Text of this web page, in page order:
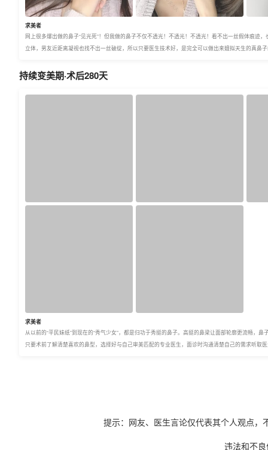
求美者
网上很多爆出做的鼻子“见光死”！但我做的鼻子不仅不透光！不透光！不透光！看不出一丝假体痕
立体，男友近距离凝视也找不出一丝破绽，所以只要医生技术好，是完全可以做出来媲拟天生的真鼻
持续变美期·术后280天
求美者
从以前的“平民妹纸”到现在的“秀气少女”，都是归功于秀挺的鼻子。高挺的鼻梁让面部轮廓更流畅
只要术前了解清楚喜欢的鼻型，选择好与自己审美匹配的专业医生，面诊时沟通清楚自己的需求听
提示：网友、医生言论仅代表其个人观点
违法和不